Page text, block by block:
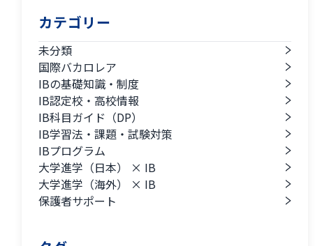
カテゴリー
未分類
国際バカロレア
IBの基礎知識・制度
IB認定校・高校情報
IB科目ガイド（DP）
IB学習法・課題・試験対策
IBプログラム
大学進学（日本） × IB
大学進学（海外） × IB
保護者サポート